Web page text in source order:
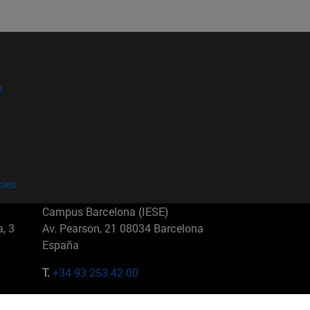
3
Campus Barcelona (IESE)
Av. Pearson, 21 08034 Barcelona
España
T.+34 93 253 42 00